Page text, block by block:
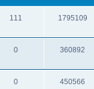
111 1795109
0 360892
0 450566